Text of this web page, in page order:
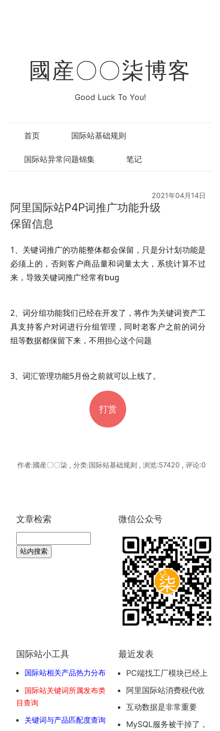
國産〇〇柒博客
Good Luck To You!
首页 国际站基础规则
国际站异常问题锦集 笔记
2021年04月14日
阿里国际站P4P词推广功能升级
保留信息
1、关键词推广的功能整体都会保留，只是分计划功能是
必须上的，否则客户商品量和词量太大，系统计算不过
来，导致关键词推广经常有bug
2、词分组功能我们已经在开发了，将作为关键词资产工
具支持客户对词进行分组管理，同时老客户之前的词分
组等数据都保留下来，不用担心这个问题
3、词汇管理功能5月份之前就可以上线了。
打赏
作者:國産〇〇柒 , 分类:国际站基础规则 , 浏览:57420 , 评论:0
文章检索 微信公众号
国际站小工具
国际站相关产品热力分布
国际站关键词所属发布类
目查询
关键词与产品匹配度查询
最近发表
PC端找工厂模块已经上
阿里国际站消费税代收
问题
互动数据是非常重要
的，平时务必要重视与客
MySQL服务被干掉了，